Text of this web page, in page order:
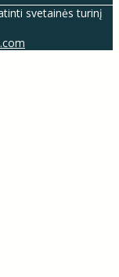
svetainės turinį